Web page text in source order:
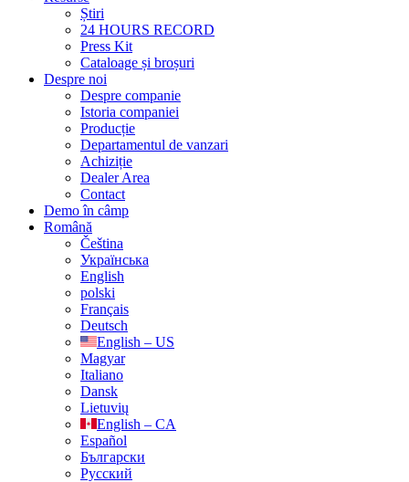
Știri
24 HOURS RECORD
Press Kit
Cataloage și broșuri
Despre noi
Despre companie
Istoria companiei
Producție
Departamentul de vanzari
Achiziție
Dealer Area
Contact
Demo în câmp
Română
Čeština
Українська
English
polski
Français
Deutsch
English – US
Magyar
Italiano
Dansk
Lietuvių
English – CA
Español
Български
Русский